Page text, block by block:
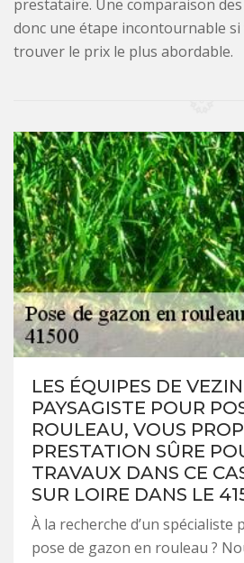
prestataire. Une comparaison
donc une étape incontournable
trouver le prix le plus abordable.
LES ÉQUIPES DE
PAYSAGISTE POUR
ROULEAU, VOUS
PRESTATION SÛRE
TRAVAUX DANS CE
SUR LOIRE DANS LE
À la recherche d’un spécialiste
pose de gazon en rouleau ?